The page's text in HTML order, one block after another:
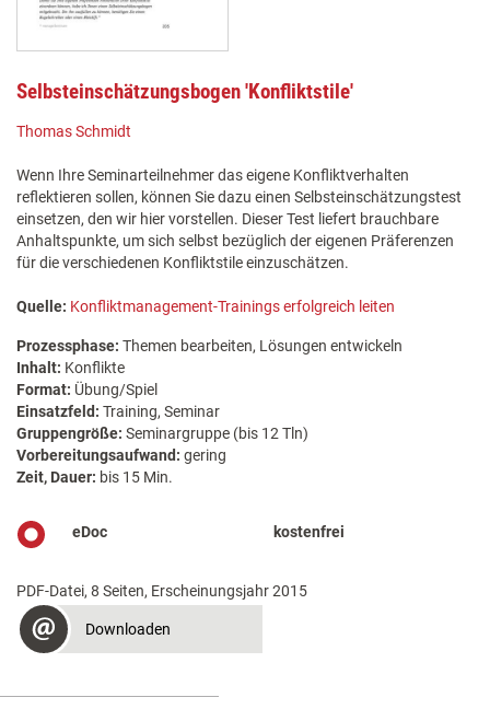
Selbsteinschätzungsbogen 'Konfliktstile'
Thomas Schmidt
Wenn Ihre Seminarteilnehmer das eigene Konfliktverhalten
reflektieren sollen, können Sie dazu einen Selbsteinschätzungstest
einsetzen, den wir hier vorstellen. Dieser Test liefert brauchbare
Anhaltspunkte, um sich selbst bezüglich der eigenen Präferenzen
für die verschiedenen Konfliktstile einzuschätzen.
Quelle: Konfliktmanagement-Trainings erfolgreich leiten
Prozessphase: Themen bearbeiten, Lösungen entwickeln
Inhalt: Konflikte
Format: Übung/Spiel
Einsatzfeld: Training, Seminar
Gruppengröße: Seminargruppe (bis 12 Tln)
Vorbereitungsaufwand: gering
Zeit, Dauer: bis 15 Min.
eDoc kostenfrei
PDF-Datei, 8 Seiten, Erscheinungsjahr 2015
Downloaden